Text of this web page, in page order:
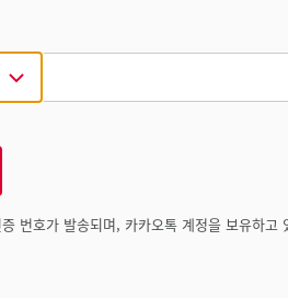
번호가 발송되며, 카카오톡 계정을 보유하고